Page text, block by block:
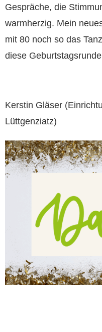
Gespräche, die
warmherzig. Mein
mit 80 noch so das
diese
Kerstin Gläser
Lüttgenziatz)